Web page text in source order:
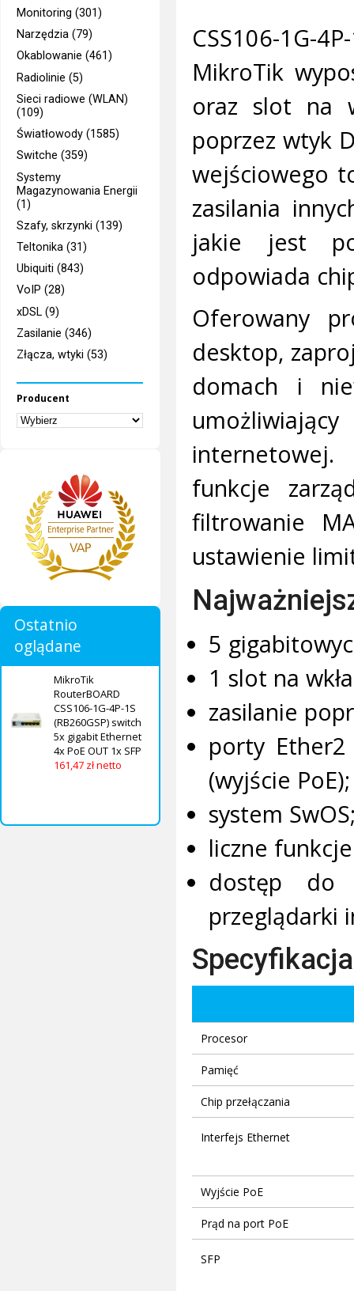
Monitoring (301)
Narzędzia (79)
Okablowanie (461)
Radiolinie (5)
Sieci radiowe (WLAN)
(109)
Światłowody (1585)
Switche (359)
Systemy
Magazynowania Energii
(1)
Szafy, skrzynki (139)
Teltonika (31)
Ubiquiti (843)
VoIP (28)
xDSL (9)
Zasilanie (346)
Złącza, wtyki (53)
Producent
Ostatnio
oglądane
MikroTik
RouterBOARD
CSS106-1G-4P-1S
(RB260GSP) switch
5x gigabit Ethernet
4x PoE OUT 1x SFP
161,47 zł netto
CSS106-1G-
MikroTik
oraz slot na
poprzez wtyk
wejściowego
zasilania
jakie jest
odpowiada
Oferowany
desktop,
domach i
internetowej.
funkcje
filtrowanie
ustawienie
5
1 slot na
zasilanie
porty
(wyjście PoE);
system
liczne
dostęp do
przeglądarki
Specyfikacja
Procesor
Pamięć
Chip przełączania
Interfejs Ethernet
Wyjście PoE
Prąd na port PoE
SFP